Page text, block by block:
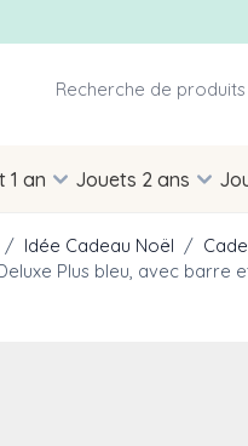
1 an Jouets 2 ans
/ Idée Cadeau Noël /
Plus bleu, avec barre